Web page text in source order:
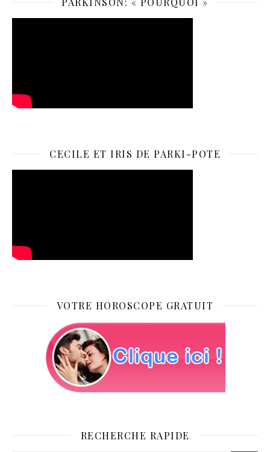
CECILE ET IRIS DE PARKI-POTE
VOTRE HOROSCOPE GRATUIT
RECHERCHE RAPIDE